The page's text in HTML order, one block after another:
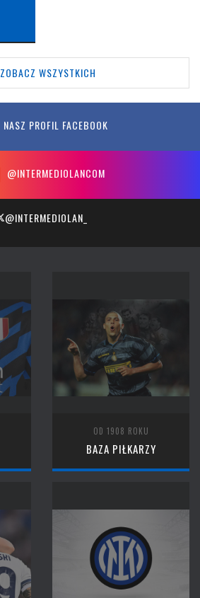
ZOBACZ WSZYSTKICH
NASZ PROFIL FACEBOOK
@INTERMEDIOLANCOM
@INTERMEDIOLAN_
OD 1908 ROKU
BAZA PIŁKARZY